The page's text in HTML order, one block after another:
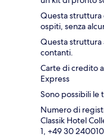
Questa struttura
ospiti, senza
Questa struttura
contanti.
Carte di credito
Express
Sono possibili le
Numero di
Classik Hotel
1, +49 30 240010